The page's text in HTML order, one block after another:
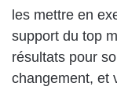
les mettre en
support du top
résultats pour
changement, et